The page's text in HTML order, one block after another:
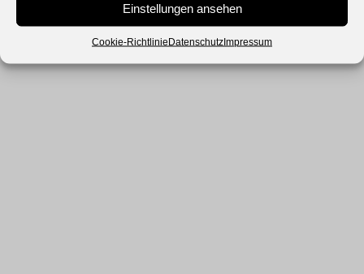
Einstellungen ansehen
Cookie-RichtlinieDatenschutzImpressum